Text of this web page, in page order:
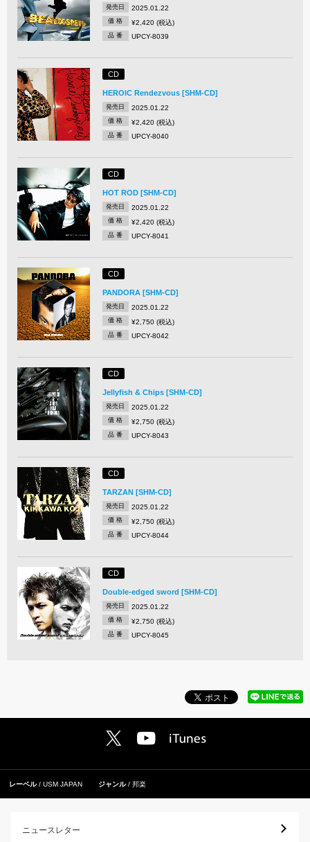
発売日 2025.01.22
価 格 ¥2,420 (税込)
品 番 UPCY-8039
CD
HEROIC Rendezvous [SHM-CD]
発売日 2025.01.22
価 格 ¥2,420 (税込)
品 番 UPCY-8040
CD
HOT ROD [SHM-CD]
発売日 2025.01.22
価 格 ¥2,420 (税込)
品 番 UPCY-8041
CD
PANDORA [SHM-CD]
発売日 2025.01.22
価 格 ¥2,750 (税込)
品 番 UPCY-8042
CD
Jellyfish & Chips [SHM-CD]
発売日 2025.01.22
価 格 ¥2,750 (税込)
品 番 UPCY-8043
CD
TARZAN [SHM-CD]
発売日 2025.01.22
価 格 ¥2,750 (税込)
品 番 UPCY-8044
CD
Double-edged sword [SHM-CD]
発売日 2025.01.22
価 格 ¥2,750 (税込)
品 番 UPCY-8045
レーベル USM JAPAN ジャンル 邦楽
ニュースレター